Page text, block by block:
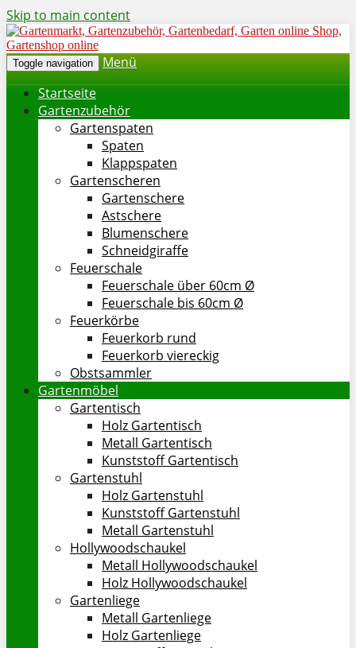
Skip to main content
Toggle navigation
Menü
Startseite
Gartenzubehör
Gartenspaten
Spaten
Klappspaten
Gartenscheren
Gartenschere
Astschere
Blumenschere
Schneidgiraffe
Feuerschale
Feuerschale über 60cm Ø
Feuerschale bis 60cm Ø
Feuerkörbe
Feuerkorb rund
Feuerkorb viereckig
Obstsammler
Gartenmöbel
Gartentisch
Holz Gartentisch
Metall Gartentisch
Kunststoff Gartentisch
Gartenstuhl
Holz Gartenstuhl
Kunststoff Gartenstuhl
Metall Gartenstuhl
Hollywoodschaukel
Metall Hollywoodschaukel
Holz Hollywoodschaukel
Gartenliege
Metall Gartenliege
Holz Gartenliege